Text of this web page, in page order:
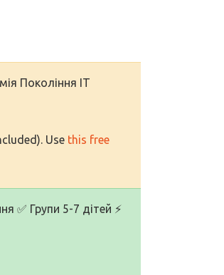
Покоління IT
Use this free
✅ Групи 5-7 дітей ⚡️